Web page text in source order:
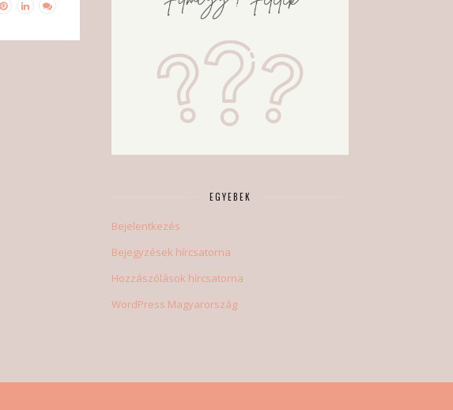
EGYEBEK
Bejelentkezés
Bejegyzések hírcsatorna
Hozzászólások hírcsatorna
WordPress Magyarország